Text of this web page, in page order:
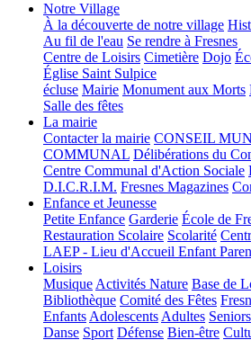
Notre Village
À la découverte de notre village
Au fil de l'eau Se rendre à Fresnes
Centre de Loisirs Cimetière Dojo
Église Saint Sulpice
écluse Mairie Monument aux Morts
Salle des fêtes
La mairie
Contacter la mairie CONSEIL
COMMUNAL Délibérations du
Centre Communal d'Action Sociale
D.I.C.R.I.M. Fresnes Magazines
Enfance et Jeunesse
Petite Enfance Garderie École de
Restauration Scolaire Scolarité
LAEP - Lieu d'Accueil Enfant
Loisirs
Musique Activités Nature Base de
Bibliothèque Comité des Fêtes
Enfants Adolescents Adultes Seniors
Danse Sport Défense Bien-être